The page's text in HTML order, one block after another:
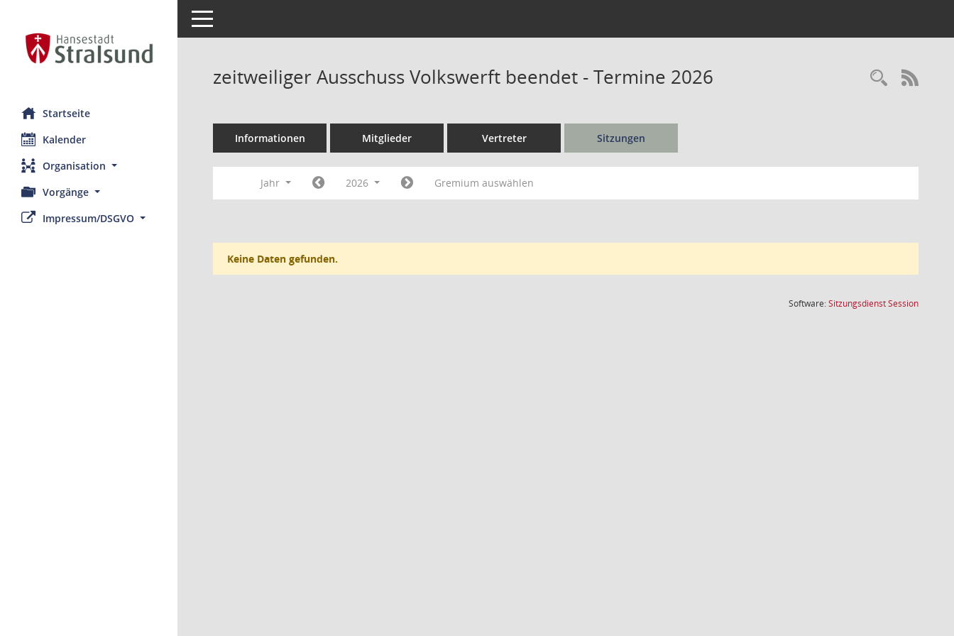
Startseite
Kalender
Organisation
Vorgänge
Impressum/DSGVO
Toggle navigation
zeitweiliger Ausschuss Volkswerft beendet - Termine 2026
Informationen Mitglieder Vertreter Sitzungen
Jahr 2026 Gremium auswählen
Keine Daten gefunden.
Software:SitzungsdienstSession(Wird in